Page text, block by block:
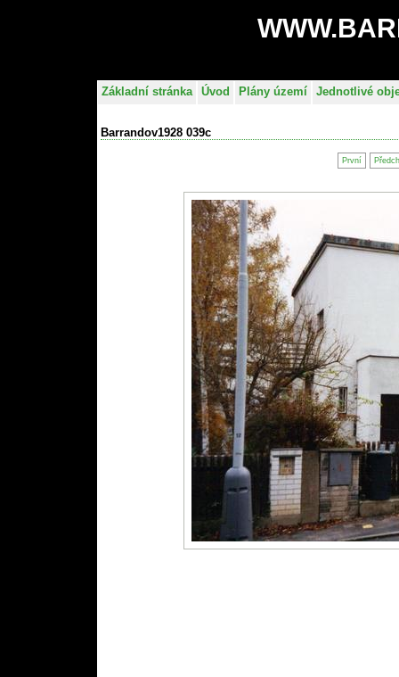
Základní stránka Úvod Plány území Jednotlivé
Barrandov1928 039c
První